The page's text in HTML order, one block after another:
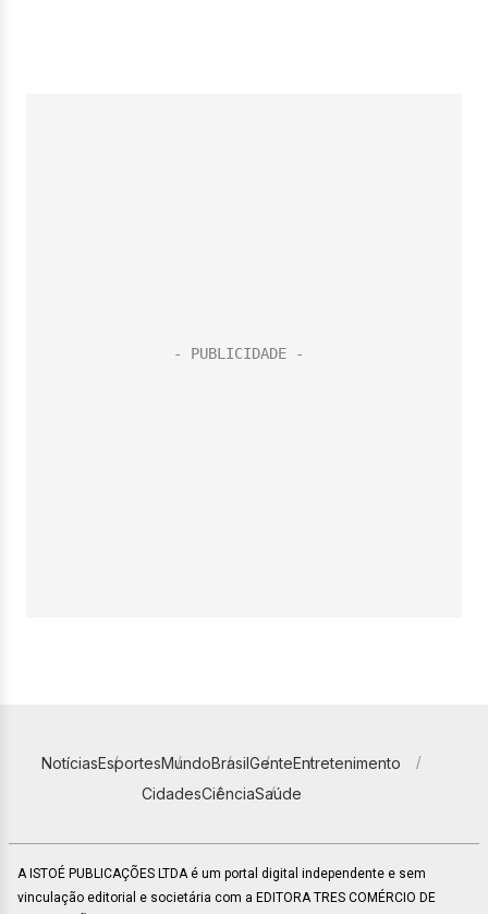
NotíciasEsportesMundoBrasilGenteEntretenimento
CidadesCiênciaSaúde
A ISTOÉ PUBLICAÇÕES LTDA é um portal digital independente e sem
vinculação editorial e societária com a EDITORA TRES COMÉRCIO DE